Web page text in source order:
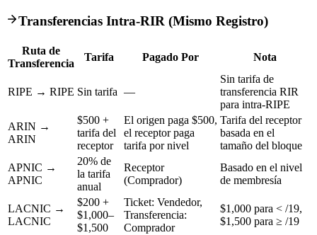
Transferencias Intra-RIR (Mismo Registro)
Ruta de
Transferencia
Tarifa Pagado Por Nota
RIPE → RIPE Sin tarifa —
Sin tarifa de
transferencia RIR
para intra-RIPE
ARIN →
ARIN
$500 +
tarifa del
receptor
El origen paga $500,
el receptor paga
tarifa por nivel
Tarifa del receptor
basada en el
tamaño del bloque
APNIC →
APNIC
20% de
la tarifa
anual
Receptor
(Comprador)
Basado en el nivel
de membresía
LACNIC →
LACNIC
$200 +
$1,000–
$1,500
Ticket: Vendedor,
Transferencia:
Comprador
$1,000 para < /19,
$1,500 para ≥ /19